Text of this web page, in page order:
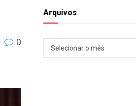
0
Arquivos
Arquivos
Selecionar o mês